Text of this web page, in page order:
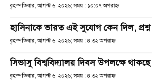
বৃহস্পতিবার, আগস্ট ৬, ২০২৬; সময় : ১০:০৭ অপরাহ্ণ
হাসিনাকে ভারত এই সুযোগ কেন দিল,
বৃহস্পতিবার, আগস্ট ৬, ২০২৬; সময় : ৪:৩২ অপরাহ্ণ
সিভাসু বিশ্ববিদ্যালয় দিবস উপলক্ষে
বৃহস্পতিবার, আগস্ট ৬, ২০২৬; সময় : ৪:৩২ অপরাহ্ণ